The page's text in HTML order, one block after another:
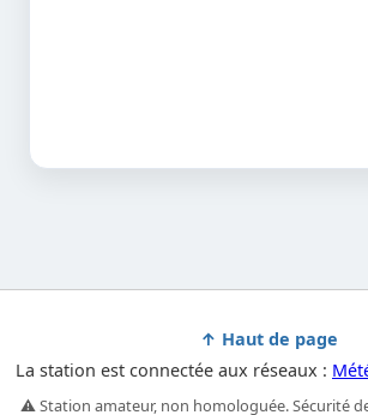
↑ Haut de page
La station est connectée aux réseaux :
⚠️ Station amateur, non homologuée. Sécurité